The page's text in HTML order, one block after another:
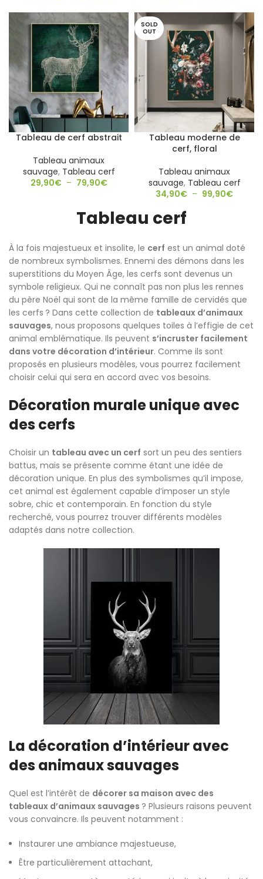
Tableau de cerf abstrait
Tableau animaux
sauvage, Tableau cerf
29,90€ – 79,90€
SOLD
OUT
Tableau moderne de
cerf, floral
Tableau animaux
sauvage, Tableau cerf
34,90€ – 99,90€
Tableau cerf
À la fois majestueux et insolite, le cerf est un animal doté
de nombreux symbolismes. Ennemi des démons dans les
superstitions du Moyen Âge, les cerfs sont devenus un
symbole religieux. Qui ne connaît pas non plus les rennes
du père Noël qui sont de la même famille de cervidés que
les cerfs ? Dans cette collection de tableaux d’animaux
sauvages, nous proposons quelques toiles à l’effigie de cet
animal emblématique. Ils peuvent s’incruster facilement
dans votre décoration d’intérieur. Comme ils sont
proposés en plusieurs modèles, vous pourrez facilement
choisir celui qui sera en accord avec vos besoins.
Décoration murale unique avec
des cerfs
Choisir un tableau avec un cerf sort un peu des sentiers
battus, mais se présente comme étant une idée de
décoration unique. En plus des symbolismes qu’il impose,
cet animal est également capable d’imposer un style
sobre, chic et contemporain. En fonction du style
recherché, vous pourrez trouver différents modèles
adaptés dans notre collection.
La décoration d’intérieur avec
des animaux sauvages
Quel est l’intérêt de décorer sa maison avec des
tableaux d’animaux sauvages ? Plusieurs raisons peuvent
vous convaincre. Ils peuvent notamment :
Instaurer une ambiance majestueuse,
Être particulièrement attachant,